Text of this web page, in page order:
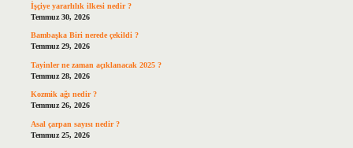
İşçiye yararlılık ilkesi nedir ?
Temmuz 30, 2026
Bambaşka Biri nerede çekildi ?
Temmuz 29, 2026
Tayinler ne zaman açıklanacak 2025 ?
Temmuz 28, 2026
Kozmik ağı nedir ?
Temmuz 26, 2026
Asal çarpan sayısı nedir ?
Temmuz 25, 2026